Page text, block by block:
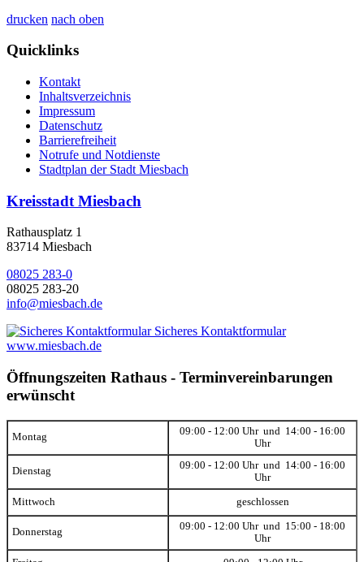
drucken nach oben
Quicklinks
Kontakt
Inhaltsverzeichnis
Impressum
Datenschutz
Barrierefreiheit
Notrufe und Notdienste
Stadtplan der Stadt Miesbach
Kreisstadt Miesbach
Rathausplatz 1
83714 Miesbach
08025 283-0
08025 283-20
info@miesbach.de
Sicheres Kontaktformular
www.miesbach.de
Öffnungszeiten Rathaus - Terminvereinbarungen
erwünscht
Montag
09:00 - 12:00 Uhr und 14:00 - 16:00
Uhr
Dienstag
09:00 - 12:00 Uhr und 14:00 - 16:00
Uhr
Mittwoch geschlossen
Donnerstag
09:00 - 12:00 Uhr und 15:00 - 18:00
Uhr